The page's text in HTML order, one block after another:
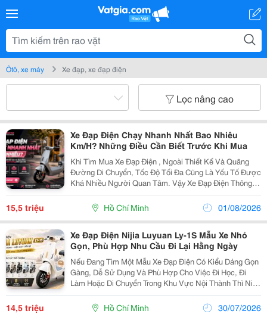
Ôtô, xe máy Xe đạp, xe đạp điện
Lọc nâng cao
Xe Đạp Điện Chạy Nhanh Nhất Bao Nhiêu
Km/H? Những Điều Cần Biết Trước Khi Mua
Khi Tìm Mua Xe Đạp Điện , Ngoài Thiết Kế Và Quãng
Đường Di Chuyển, Tốc Độ Tối Đa Cũng Là Yếu Tố Được
Khá Nhiều Người Quan Tâm. Vậy Xe Đạp Điện Thông
Thường Chạy Được Bao Nhiêu Km/H Và Những Mẫu
Xe Tốc Độ Cao Có Gì Khác Biệt? Xe Đạp Điện
Thường...
15,5 triệu Hồ Chí Minh 01/08/2026
Xe Đạp Điện Nijia Luyuan Ly-1S Mẫu Xe Nhỏ
Gọn, Phù Hợp Nhu Cầu Đi Lại Hằng Ngày
Nếu Đang Tìm Một Mẫu Xe Đạp Điện Có Kiểu Dáng Gọn
Gàng, Dễ Sử Dụng Và Phù Hợp Cho Việc Đi Học, Đi
Làm Hoặc Di Chuyển Trong Khu Vực Nội Thành Thì Nijia
Luyuan Ly-1S Là Một Lựa Chọn Đáng Để Tham Khảo.
Điểm Dễ Nhận Thấy Ở Dòng Xe Này Là Thiết Kế Khá...
14,5 triệu Hồ Chí Minh 30/07/2026